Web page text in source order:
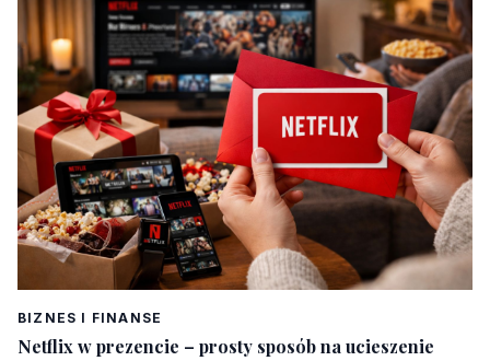
BIZNES I FINANSE
Netflix w prezencie – prosty sposób na ucieszenie